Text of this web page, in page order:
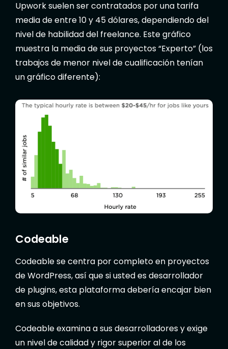
Upwork suelen ser contratados por una tarifa
media de entre 10 y 45 dólares, dependiendo del
nivel de habilidad del freelance. Este gráfico
muestra la media de sus proyectos “Experto” (los
trabajos de menor nivel de cualificación tenían
un gráfico diferente):
Codeable
Codeable se centra por completo en proyectos
de WordPress, así que si usted es desarrollador
de plugins, esta plataforma debería encajar bien
en sus objetivos.
Codeable examina a sus desarrolladores y exige
un nivel de calidad y rigor superior al de los